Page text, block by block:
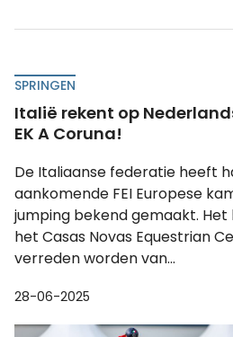
SPRINGEN
Italië rekent op
EK A Coruna!
De Italiaanse federatie heeft
aankomende FEI Europese
jumping bekend gemaakt.
het Casas Novas Equestrian
verreden worden van...
28-06-2025